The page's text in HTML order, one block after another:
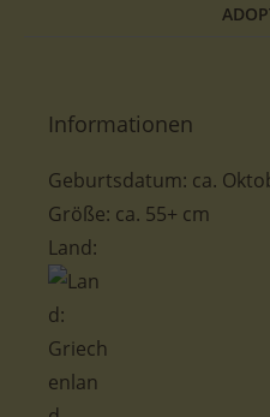
Informationen
Geburtsdatum: ca.
Größe: ca. 55+ cm
Land: